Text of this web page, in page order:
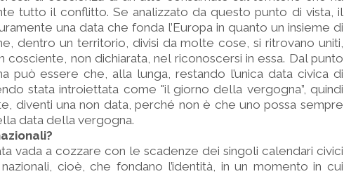
tutto il conflitto. Se analizzato da questo punto di vista, il
una data che fonda l’Europa in quanto un insieme di
dentro un territorio, divisi da molte cose, si ritrovano uniti,
cosciente, non dichiarata, nel riconoscersi in essa. Dal punto
può essere che, alla lunga, restando l’unica data civica di
stata introiettata come "il giorno della vergogna”, quindi
diventi una non data, perché non è che uno possa sempre
data della vergogna.
vada a cozzare con le scadenze dei singoli calendari civici
cioè, che fondano l’identità, in un momento in cui